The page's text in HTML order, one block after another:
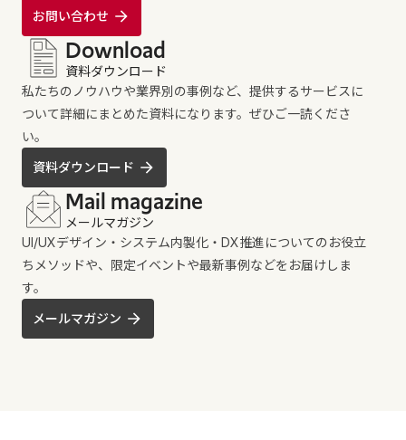
お問い合わせ
Download
資料ダウンロード
私たちのノウハウや業界別の事例など、提供するサービスに
ついて詳細にまとめた資料になります。ぜひご一読くださ
い。
資料ダウンロード
Mail magazine
メールマガジン
UI/UXデザイン・システム内製化・DX推進についてのお役立
ちメソッドや、限定イベントや最新事例などをお届けしま
す。
メールマガジン